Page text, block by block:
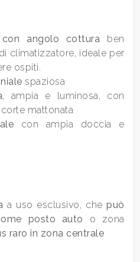
angolo cottura ben
climatizzatore, ideale per
ospiti.
spaziosa
ampia e luminosa, con
mattonata
con ampia doccia e
a uso esclusivo, chepuò
posto auto o zona
raro in zona centrale